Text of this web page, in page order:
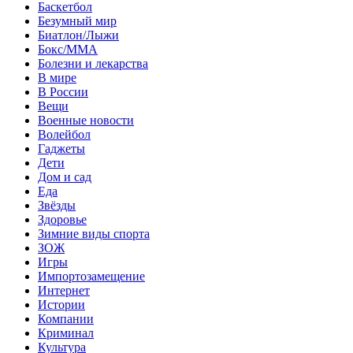
Баскетбол
Безумный мир
Биатлон/Лыжи
Бокс/MMA
Болезни и лекарства
В мире
В России
Вещи
Военные новости
Волейбол
Гаджеты
Дети
Дом и сад
Еда
Звёзды
Здоровье
Зимние виды спорта
ЗОЖ
Игры
Импортозамещение
Интернет
Истории
Компании
Криминал
Культура